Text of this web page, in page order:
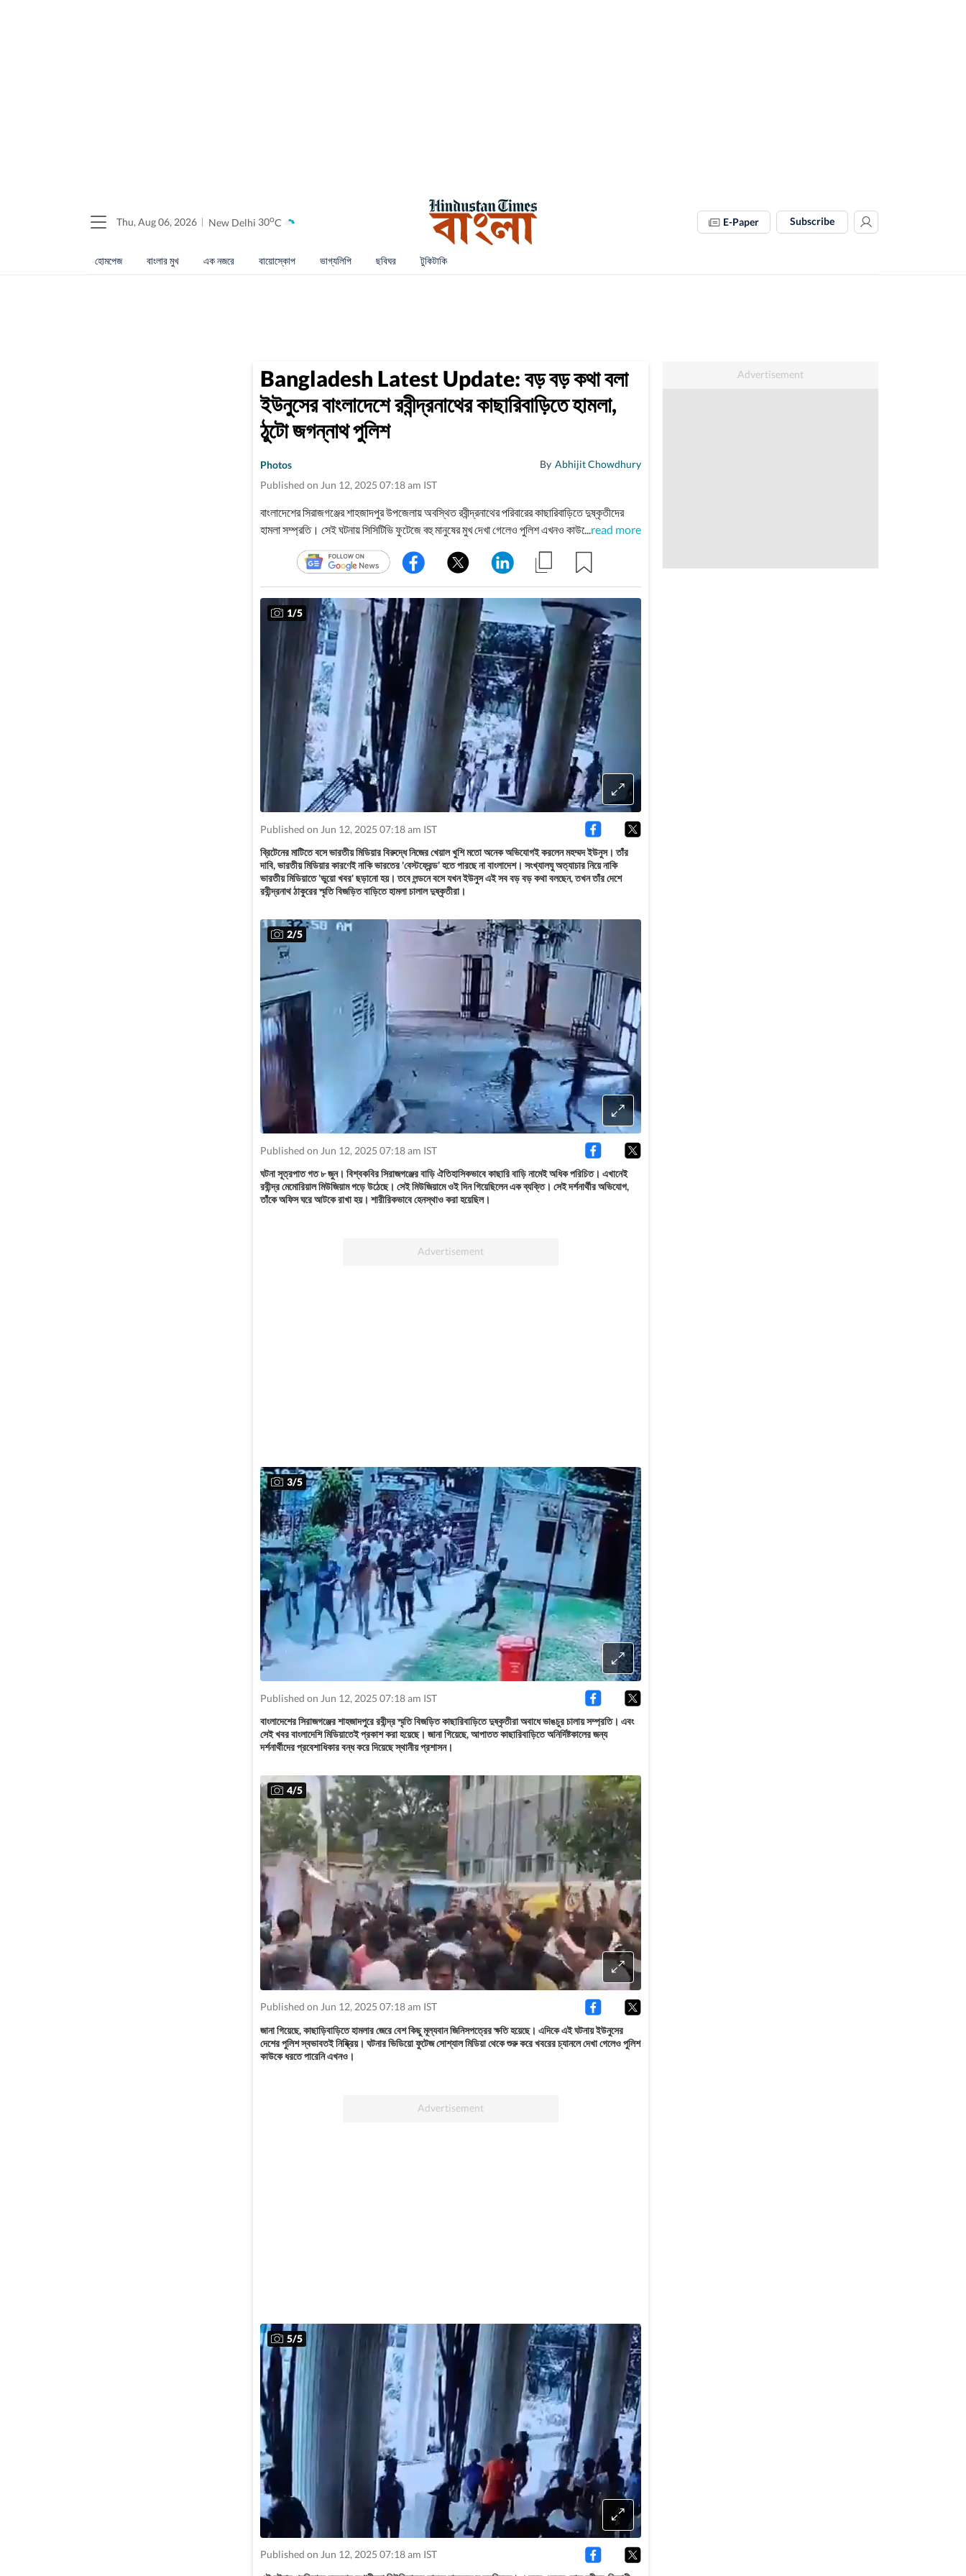
Thu, Aug 06, 2026 New Delhi 30oC E-Paper Subscribe
হোমপেজ বাংলার মুখ এক নজরে বায়োস্কোপ ভাগ্যলিপি ছবিঘর টুকিটাকি
Bangladesh Latest Update: বড় বড় কথা বলা
ইউনুসের বাংলাদেশে রবীন্দ্রনাথের কাছারিবাড়িতে হামলা,
ঠুটো জগন্নাথ পুলিশ
Photos By Abhijit Chowdhury
Published on Jun 12, 2025 07:18 am IST
বাংলাদেশের সিরাজগঞ্জের শাহজাদপুর উপজেলায় অবস্থিত রবীন্দ্রনাথের পরিবারের কাছারিবাড়িতে দুষ্কৃতীদের
হামলা সম্প্রতি। সেই ঘটনায় সিসিটিভি ফুটেজে বহু মানুষের মুখ দেখা গেলেও পুলিশ এখনও কাউকে গ্রেফতার
...read more
1/5
Published on Jun 12, 2025 07:18 am IST
ব্রিটেনের মাটিতে বসে ভারতীয় মিডিয়ার বিরুদ্ধে নিজের খেয়াল খুশি মতো অনেক অভিযোগই করলেন মহম্মদ ইউনুস। তাঁর
দাবি, ভারতীয় মিডিয়ার কারণেই নাকি ভারতের 'বেস্টফ্রেন্ড' হতে পারছে না বাংলাদেশ। সংখ্যালঘু অত্যাচার নিয়ে নাকি
ভারতীয় মিডিয়াতে 'ভুয়ো খবর' ছড়ানো হয়। তবে লন্ডনে বসে যখন ইউনুস এই সব বড় বড় কথা বলছেন, তখন তাঁর দেশে
রবীন্দ্রনাথ ঠাকুরের স্মৃতি বিজড়িত বাড়িতে হামলা চালাল দুষ্কৃতীরা।
2/5
Published on Jun 12, 2025 07:18 am IST
ঘটনা সূত্রপাত গত ৮ জুন। বিশ্বকবির সিরাজগঞ্জের বাড়ি ঐতিহাসিকভাবে কাছারি বাড়ি নামেই অধিক পরিচিত। এখানেই
রবীন্দ্র মেমোরিয়াল মিউজিয়াম গড়ে উঠেছে। সেই মিউজিয়ামে ওই দিন গিয়েছিলেন এক ব্যক্তি। সেই দর্শনার্থীর অভিযোগ,
তাঁকে অফিস ঘরে আটকে রাখা হয়। শারীরিকভাবে হেনস্থাও করা হয়েছিল।
3/5
Published on Jun 12, 2025 07:18 am IST
বাংলাদেশের সিরাজগঞ্জের শাহজাদপুরে রবীন্দ্র স্মৃতি বিজড়িত কাছারিবাড়িতে দুষ্কৃতীরা অবাধে ভাঙচুর চালায় সম্প্রতি। এবং
সেই খবর বাংলাদেশি মিডিয়াতেই প্রকাশ করা হয়েছে। জানা গিয়েছে, আপাতত কাছারিবাড়িতে অনির্দিষ্টকালের জন্য
দর্শনার্থীদের প্রবেশাধিকার বন্ধ করে দিয়েছে স্থানীয় প্রশাসন।
4/5
Published on Jun 12, 2025 07:18 am IST
জানা গিয়েছে, কাছাড়িবাড়িতে হামলার জেরে বেশ কিছু মূল্যবান জিনিসপত্রের ক্ষতি হয়েছে। এদিকে এই ঘটনায় ইউনুসের
দেশের পুলিশ স্বভাবতই নিষ্ক্রিয়। ঘটনার ভিডিয়ো ফুটেজ সোশ্যাল মিডিয়া থেকে শুরু করে খবরের চ্যানলে দেখা গেলেও পুলিশ
কাউকে ধরতে পারেনি এখনও।
5/5
Published on Jun 12, 2025 07:18 am IST